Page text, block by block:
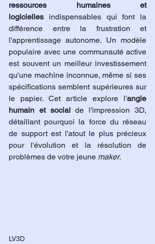
ressources humaines et
logicielles indispensables qui font la
différence entre la frustration et
l'apprentissage autonome. Un modèle
populaire avec une communauté active
est souvent un meilleur investissement
qu'une machine inconnue, même si ses
spécifications semblent supérieures sur
le papier. Cet article explore l'angle
humain et social de l'impression 3D,
détaillant pourquoi la force du réseau
de support est l'atout le plus précieux
pour l'évolution et la résolution de
problèmes de votre jeune maker.
LV3D